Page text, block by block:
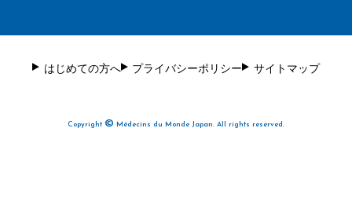
はじめての方へ プライバシーポリシー サイトマップ
Copyright © Médecins du Monde Japan. All rights reserved.